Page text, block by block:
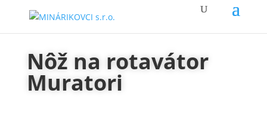
Nôž na rotavátor
Muratori